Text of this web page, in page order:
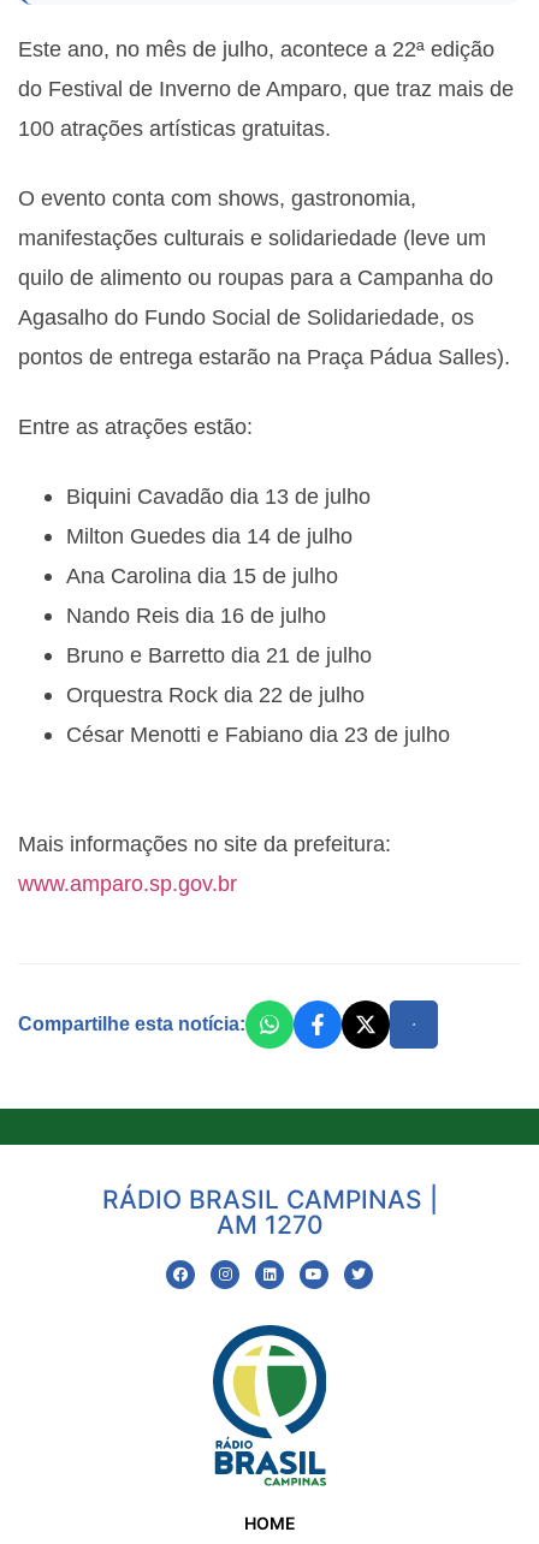
Este ano, no mês de julho, acontece a 22ª edição
do Festival de Inverno de Amparo, que traz mais de
100 atrações artísticas gratuitas.
O evento conta com shows, gastronomia,
manifestações culturais e solidariedade (leve um
quilo de alimento ou roupas para a Campanha do
Agasalho do Fundo Social de Solidariedade, os
pontos de entrega estarão na Praça Pádua Salles).
Entre as atrações estão:
Biquini Cavadão dia 13 de julho
Milton Guedes dia 14 de julho
Ana Carolina dia 15 de julho
Nando Reis dia 16 de julho
Bruno e Barretto dia 21 de julho
Orquestra Rock dia 22 de julho
César Menotti e Fabiano dia 23 de julho
Mais informações no site da prefeitura:
www.amparo.sp.gov.br
Compartilhe esta notícia:
RÁDIO BRASIL CAMPINAS |
AM 1270
HOME